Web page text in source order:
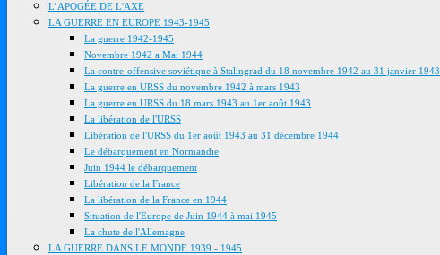
L’APOGÉE DE L'AXE
LA GUERRE EN EUROPE 1943-1945
La guerre 1942-1945
Novembre 1942 a Mai 1944
La contre-offensive soviétique à Stalingrad du 18 novembre 1942 au 31 janvier 1943
La guerre en URSS du novembre 1942 à mars 1943
La guerre en URSS du 18 mars 1943 au 1er août 1943
La libération de l'URSS
Libération de l'URSS du 1er août 1943 au 31 décembre 1944
Le débarquement en Normandie
Juin 1944 le débarquement
Libération de la France
La libération de la France en 1944
Situation de l'Europe de Juin 1944 à mai 1945
La chute de l'Allemagne
LA GUERRE DANS LE MONDE 1939 - 1945